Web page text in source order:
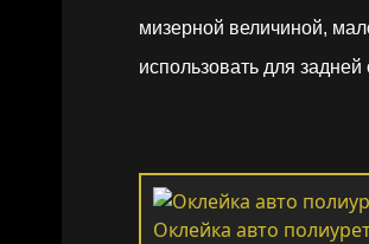
мизерной величиной,
использовать для
Оклейка авто